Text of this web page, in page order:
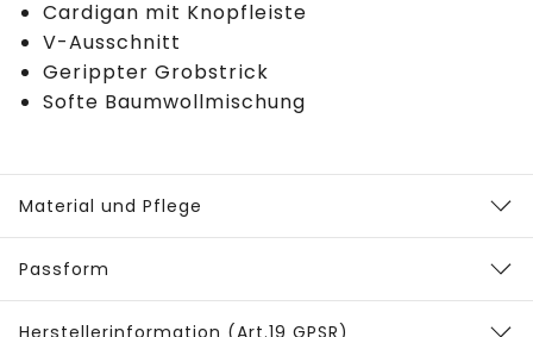
Cardigan mit Knopfleiste
V-Ausschnitt
Gerippter Grobstrick
Softe Baumwollmischung
Material und Pflege
Passform
Herstellerinformation (Art.19 GPSR)